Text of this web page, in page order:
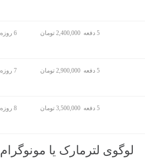
5 دفعه 2,400,000 تومان 6 روزه
5 دفعه 2,900,000 تومان 7 روزه
5 دفعه 3,500,000 تومان 8 روزه
لوگوی لترمارک یا مونوگرام